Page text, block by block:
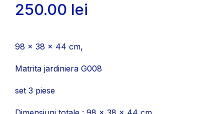
250.00 lei
98 x 38 x 44 cm,
Matrita jardiniera G008
set 3 piese